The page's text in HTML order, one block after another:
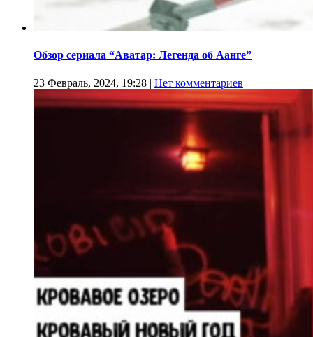
Обзор сериала “Аватар: Легенда об Аанге”
23 Февраль, 2024, 19:28 | Нет комментариев